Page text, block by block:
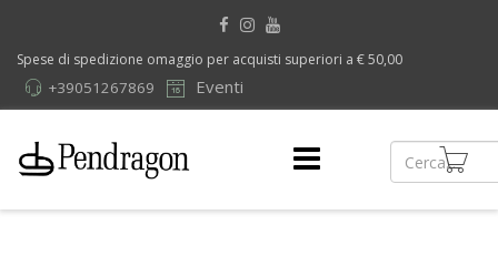
Spese di spedizione omaggio per acquisti superiori a € 50,00
Eventi
+39051267869